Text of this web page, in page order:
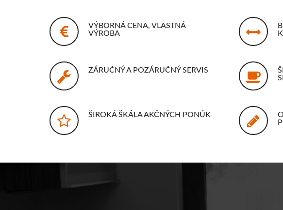
VÝBORNÁ CENA, VLASTNÁ
VÝROBA
ZÁRUČNÝ A POZÁRUČNÝ SERVIS
ŠIROKÁ ŠKÁLA AKČNÝCH PONÚK